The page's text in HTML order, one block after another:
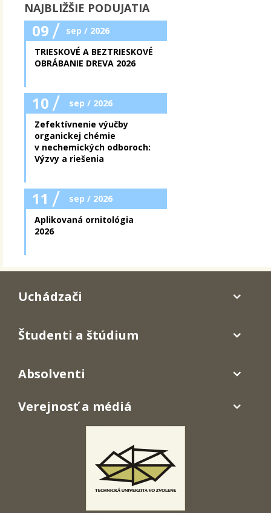
NAJBLIŽŠIE PODUJATIA
09/ sep / 2026
TRIESKOVÉ A BEZTRIESKOVÉ
OBRÁBANIE DREVA 2026
10/
sep / 2026
Zefektívnenie výučby
organickej chémie
v nechemických odboroch:
Výzvy a riešenia
11 /
sep / 2026
Aplikovaná ornitológia
2026
Uchádzači
Študenti a štúdium
Absolventi
Verejnosť a médiá